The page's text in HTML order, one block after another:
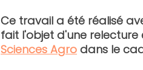
Ce travail a été réalisé
fait l'objet d'une
Sciences Agro dans le